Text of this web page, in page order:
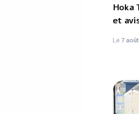
Hoka
et
Le 7